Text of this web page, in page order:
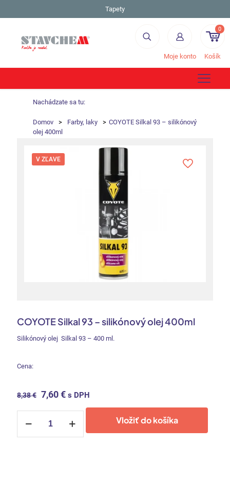
Tapety
Moje konto
0
Košík
Nachádzate sa tu:
Domov > Farby, laky > COYOTE Silkal 93 – silikónový
olej 400ml
V ZĽAVE
COYOTE Silkal 93 – silikónový olej 400ml
Silikónový olej Silkal 93 – 400 ml.
Cena:
8,38€ Original
8,38 €.
7,60€Current
7,60 €.
s DPH
COYOTE
Vložiť do košíka